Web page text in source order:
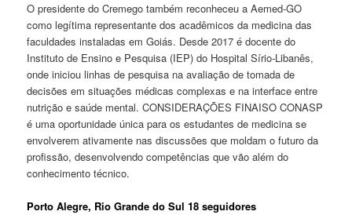
O presidente do Cremego também reconheceu a Aemed-GO
como legítima representante dos acadêmicos da medicina das
faculdades instaladas em Goiás. Desde 2017 é docente do
Instituto de Ensino e Pesquisa (IEP) do Hospital Sírio-Libanês,
onde iniciou linhas de pesquisa na avaliação de tomada de
decisões em situações médicas complexas e na interface entre
nutrição e saúde mental. CONSIDERAÇÕES FINAISO CONASP
é uma oportunidade única para os estudantes de medicina se
envolverem ativamente nas discussões que moldam o futuro da
profissão, desenvolvendo competências que vão além do
conhecimento técnico.
Porto Alegre, Rio Grande do Sul 18 seguidores